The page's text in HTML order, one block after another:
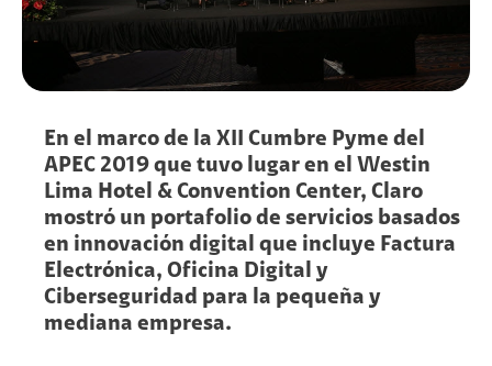
En el marco de la XII Cumbre Pyme del
APEC 2019 que tuvo lugar en el Westin
Lima Hotel & Convention Center, Claro
mostró un portafolio de servicios basados
en innovación digital que incluye Factura
Electrónica, Oficina Digital y
Ciberseguridad para la pequeña y
mediana empresa.